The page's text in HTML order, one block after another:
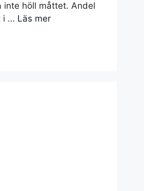
inte höll måttet. Andel
i … Läs mer